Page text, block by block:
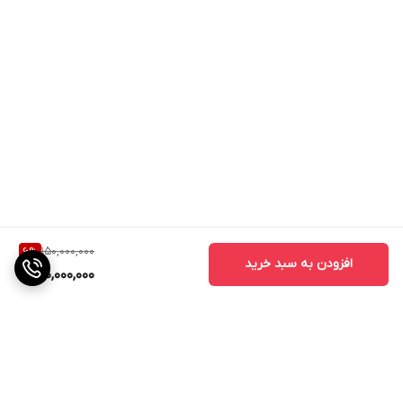
150,000,000
6%
140,000,000
افزودن به سبد خرید